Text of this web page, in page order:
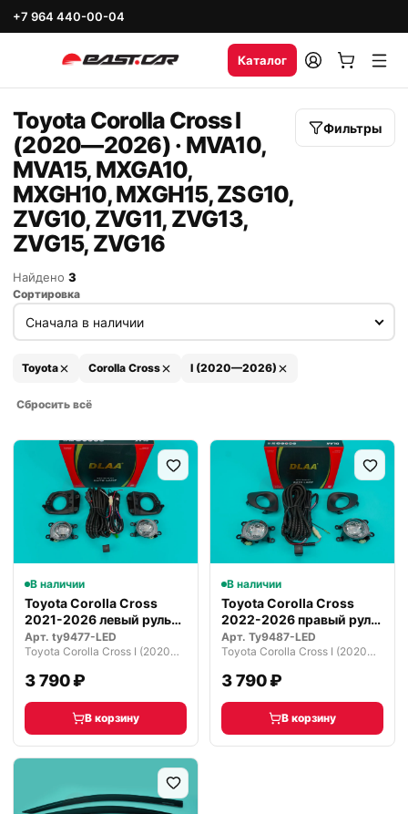
+7 964 440-00-04
Каталог
Toyota Corolla Cross I
(2020—2026) · MVA10,
MVA15, MXGA10,
MXGH10, MXGH15, ZSG10,
ZVG10, ZVG11, ZVG13,
ZVG15, ZVG16
Фильтры
Найдено 3
Сортировка
Toyota Corolla Cross I (2020—2026)
Сбросить всё
В наличии
Toyota Corolla Cross
2021-2026 левый руль
туманки…
Арт. ty9477-LED
Toyota Corolla Cross I (2020—2026)
3 790 ₽
В корзину
В наличии
Toyota Corolla Cross
2022-2026 правый руль
туманк…
Арт. Ty9487-LED
Toyota Corolla Cross I (2020—2026)
3 790 ₽
В корзину